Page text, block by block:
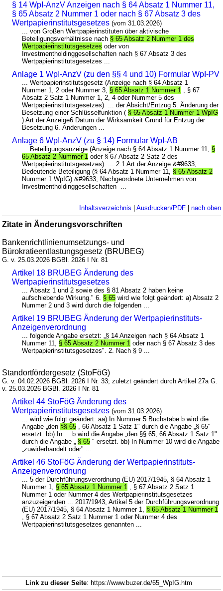
§ 14 WpI-AnzV Anzeigen nach § 64 Absatz 1 Nummer 11,
§ 65 Absatz 2 Nummer 1 oder nach § 67 Absatz 3 des
Wertpapierinstitutsgesetzes (vom 31.03.2026)
... von Großen Wertpapierinstituten über aktivische
Beteiligungsverhältnisse nach § 65 Absatz 2 Nummer 1 des
Wertpapierinstitutsgesetzes oder von
Investmentholdinggesellschaften nach § 67 Absatz 3 des
Wertpapierinstitutsgesetzes ...
Anlage 1 WpI-AnzV (zu den §§ 4 und 10) Formular WpI-PV
... Wertpapierinstitutsgesetz (Anzeige nach § 64 Absatz 1
Nummer 1, 2 oder Nummer 3, § 65 Absatz 1 Nummer 1 , § 67
Absatz 2 Satz 1 Nummer 1, 2, 4 oder Nummer 5 des
Wertpapierinstitutsgesetzes) ... der Absicht/Entzug 5. Änderung der
Besetzung einer Schlüsselfunktion ( § 65 Absatz 1 Nummer 1 WpIG
) Art der Anzeige6 Datum der Wirksamkeit Grund für Entzug der
Besetzung 6. Änderungen ...
Anlage 6 WpI-AnzV (zu § 14) Formular WpI-AB
... Beteiligungsanzeige (Anzeige nach § 64 Absatz 1 Nummer 11, §
65 Absatz 2 Nummer 1 oder § 67 Absatz 2 Satz 2 des
Wertpapierinstitutsgesetzes) ... 2.1 Art der Anzeige &#9633;
Bedeutende Beteiligung (§ 64 Absatz 1 Nummer 11, § 65 Absatz 2
Nummer 1 WpIG) &#9633; Nachgeordnete Unternehmen von
Investmentholdinggesellschaften ...
Inhaltsverzeichnis Ausdrucken/PDF| nach oben
Zitate in Änderungsvorschriften
Bankenrichtlinienumsetzungs- und
Bürokratieentlastungsgesetz (BRUBEG)
G. v. 25.03.2026 BGBl. 2026 I Nr. 81
Artikel 18 BRUBEG Änderung des
Wertpapierinstitutsgesetzes
... Absatz 1 und 2 sowie des § 81 Absatz 2 haben keine
aufschiebende Wirkung." 6. § 65 wird wie folgt geändert: a) Absatz 2
Nummer 2 und 3 wird durch die folgenden ...
Artikel 19 BRUBEG Änderung der Wertpapierinstituts-
Anzeigenverordnung
... folgende Angabe ersetzt: „§ 14 Anzeigen nach § 64 Absatz 1
Nummer 11, § 65 Absatz 2 Nummer 1 oder nach § 67 Absatz 3 des
Wertpapierinstitutsgesetzes". 2. Nach § 9 ...
Standortfördergesetz (StoFöG)
G. v. 04.02.2026 BGBl. 2026 I Nr. 33; zuletzt geändert durch Artikel 27a G.
v. 25.03.2026 BGBl. 2026 I Nr. 81
Artikel 44 StoFöG Änderung des
Wertpapierinstitutsgesetzes (vom 31.03.2026)
... wird wie folgt geändert: aa) In Nummer 5 Buchstabe b wird die
Angabe „den §§ 65 , 66 Absatz 1 Satz 1" durch die Angabe „§ 65"
ersetzt. bb) In ... b wird die Angabe „den §§ 65, 66 Absatz 1 Satz 1"
durch die Angabe „ § 65 " ersetzt. bb) In Nummer 10 wird die Angabe
„zuwiderhandelt oder" ...
Artikel 46 StoFöG Änderung der Wertpapierinstituts-
Anzeigenverordnung
... 5 der Durchführungsverordnung (EU) 2017/1945, § 64 Absatz 1
Nummer 1, § 65 Absatz 1 Nummer 1 , § 67 Absatz 2 Satz 1
Nummer 1 oder Nummer 4 des Wertpapierinstitutsgesetzes
anzuzeigenden ... 2017/1943, Artikel 5 der Durchführungsverordnung
(EU) 2017/1945, § 64 Absatz 1 Nummer 1, § 65 Absatz 1 Nummer 1
, § 67 Absatz 2 Satz 1 Nummer 1 oder Nummer 4 des
Wertpapierinstitutsgesetzes genannten ...
Link zu dieser Seite: https://www.buzer.de/65_WpIG.htm